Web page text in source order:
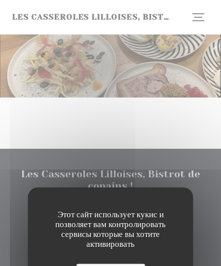
Этот сайт использует кукис и
позволяет вам контролировать
сервисы которые вы хотите
активировать
LES CASSEROLES LILLOISES, BISTROT DE COPAINS !
Les Casseroles Lilloises, Bistrot de
copains !
03 45 16 80 28
БРОНИРОВАНИЕ